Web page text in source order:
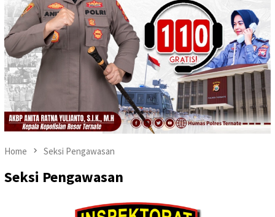
Home Seksi Pengawasan
Seksi Pengawasan